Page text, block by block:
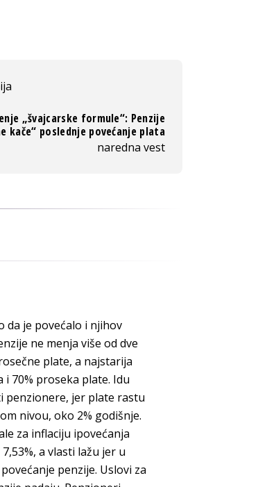
„švajcarske formule“: Penzije
kače“ poslednje povećanje plata
naredna vest
da je povećalo i njihov
ne menja više od dve
plate, a najstarija
70% proseka plate. Idu
penzionere, jer plate rastu
nivou, oko 2% godišnje.
za inflaciju ipovećanja
a vlasti lažu jer u
penzije. Uslovi za